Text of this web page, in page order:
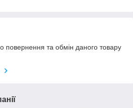
повернення та обмін даного товару